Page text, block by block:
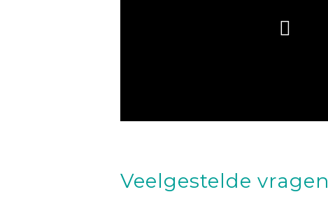
Veelgestelde vragen